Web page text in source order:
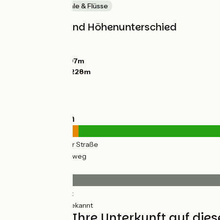
Malerische Kanäle & Flüsse
Steigungen und Höhenunterschied
197m
228m
Straßentypen
(11%) Auf der Straße
(89%) Radweg
(48%) Glatt
(52%) Unbekannt